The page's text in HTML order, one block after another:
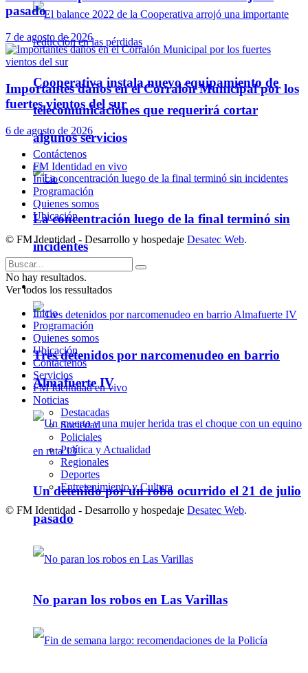
Cooperativa instala nuevo equipamiento de
telecomunicaciones que requerirá cortar
algunos servicios
La concentración luego de la final terminó sin
incidentes
Policiales
Tres detenidos por narcomenudeo en barrio
Almafuerte IV
Un detenido por un robo ocurrido el 21 de julio
pasado
No paran los robos en Las Varillas
pasado
7 de agosto de 2026
Importantes daños en el Corralón Municipal por los
fuertes vientos del sur
6 de agosto de 2026
Contáctenos
FM Identidad en vivo
Inicio
Programación
Quienes somos
Ubicación
© FM Identidad - Desarrollo y hospedaje Desatec Web.
No hay resultados.
Ver todos los ressultados
Inicio
Programación
Quienes somos
Ubicación
Contáctenos
Servicios
FM Identidad en vivo
Noticias
Destacadas
Sociedad
Policiales
Política y Actualidad
Regionales
Deportes
Entretenimiento y Cultura
© FM Identidad - Desarrollo y hospedaje Desatec Web.